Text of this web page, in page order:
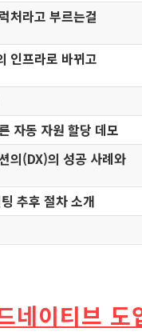
처라고 부르는걸
인프라로 바뀌고
자동 자원 할당 데모
의(DX)의 성공 사례와
추후 절차 소개
네이티브 도